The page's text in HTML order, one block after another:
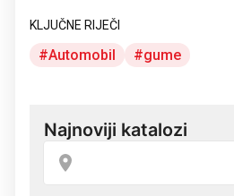
KLJUČNE RIJEČI
Automobil gume